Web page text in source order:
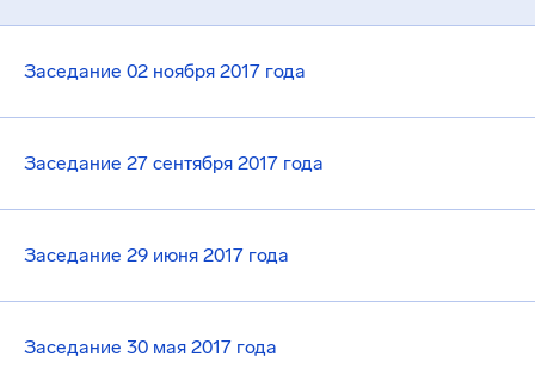
Заседание 02 ноября 2017 года
Заседание 27 сентября 2017 года
Заседание 29 июня 2017 года
Заседание 30 мая 2017 года